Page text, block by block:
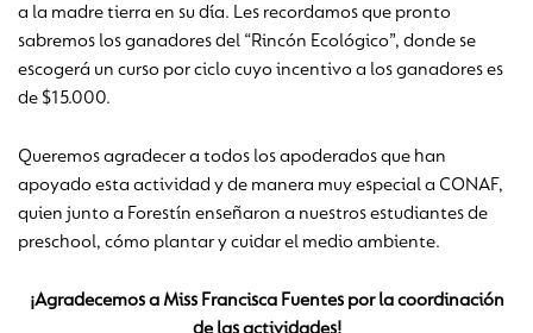
a la madre tierra en su día. Les recordamos que pronto
sabremos los ganadores del “Rincón Ecológico”, donde se
escogerá un curso por ciclo cuyo incentivo a los ganadores es
de $15.000.
Queremos agradecer a todos los apoderados que han
apoyado esta actividad y de manera muy especial a CONAF,
quien junto a Forestín enseñaron a nuestros estudiantes de
preschool, cómo plantar y cuidar el medio ambiente.
¡Agradecemos a Miss Francisca Fuentes por la coordinación